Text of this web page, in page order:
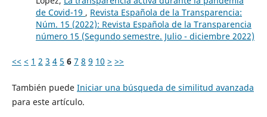
de Covid-19 , Revista Española de la Transparencia:
Núm. 15 (2022): Revista Española de la Transparencia
número 15 (Segundo semestre. Julio - diciembre 2022)
<< < 1 2 3 4 5 6 7 8 9 10 > >>
También puede Iniciar una búsqueda de similitud avanzada
para este artículo.